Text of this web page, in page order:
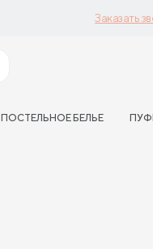
Заказать
ПОСТЕЛЬНОЕ БЕЛЬЕ